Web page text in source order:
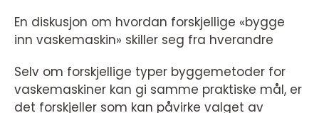
En diskusjon om hvordan forskjellige «bygge
inn vaskemaskin» skiller seg fra hverandre
Selv om forskjellige typer byggemetoder for
vaskemaskiner kan gi samme praktiske mål, er
det forskjeller som kan påvirke valget av